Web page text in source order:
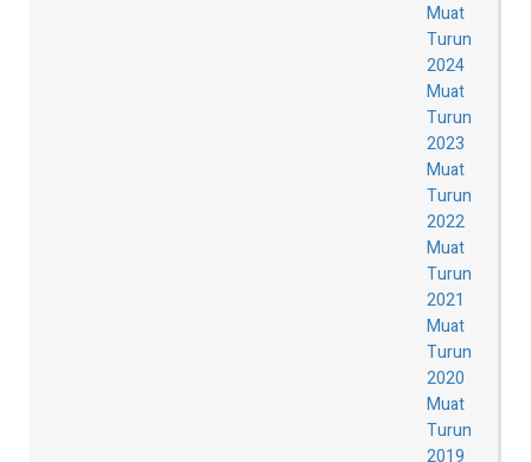
Muat
Turun
2024
Muat
Turun
2023
Muat
Turun
2022
Muat
Turun
2021
Muat
Turun
2020
Muat
Turun
2019